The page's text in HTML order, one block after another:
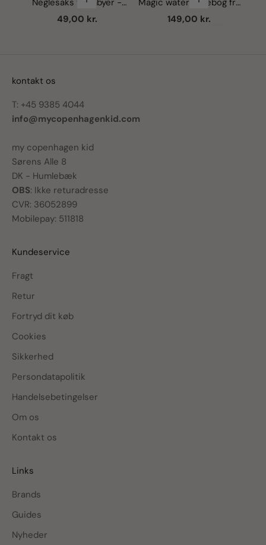
Neglesaks til babyer -
Ivory
Salgspris
49,00 kr.
Magic water malebog fra
Konges Sløjd - Sleet
Salgspris
149,00 kr.
kontakt os
T: +45 9385 4044
info@mycopenhagenkid.com
my copenhagen kid
Sørens Alle 8
DK - Humlebæk
OBS: Ikke returadresse
CVR: 36052899
Mobilepay: 511818
Kundeservice
Fragt
Retur
Fortryd dit køb
Cookies
Sikkerhed
Persondatapolitik
Handelsebetingelser
Om os
Kontakt os
Links
Brands
Guides
Nyheder